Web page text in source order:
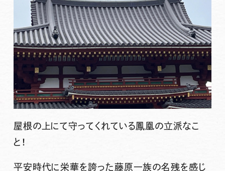
屋根の上にて守ってくれている鳳凰の立派なこ
と！
平安時代に栄華を誇った藤原一族の名残を感じ